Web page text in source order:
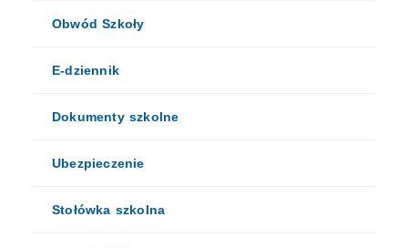
Obwód Szkoły
E-dziennik
Dokumenty szkolne
Ubezpieczenie
Stołówka szkolna